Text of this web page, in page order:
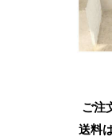
ご注
送料